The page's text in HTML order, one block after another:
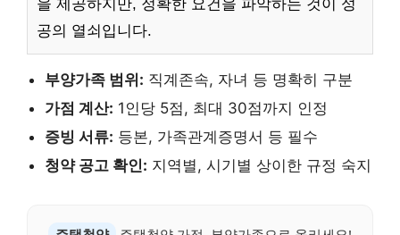
을 제공하지만, 정확한 요건을 파악하는 것이 성
공의 열쇠입니다.
부양가족 범위: 직계존속, 자녀 등 명확히 구분
가점 계산: 1인당 5점, 최대 30점까지 인정
증빙 서류: 등본, 가족관계증명서 등 필수
청약 공고 확인: 지역별, 시기별 상이한 규정 숙지